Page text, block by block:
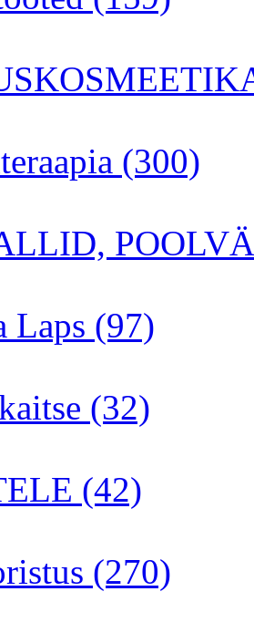
(300)
Laps (97)
(32)
(42)
(270)